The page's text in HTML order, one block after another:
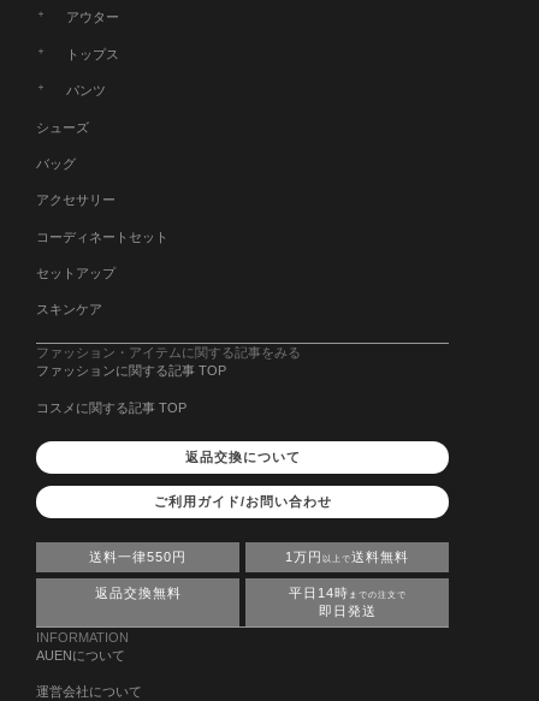
アウター
トップス
パンツ
シューズ
バッグ
アクセサリー
コーディネートセット
セットアップ
スキンケア
ファッション・アイテムに関する記事をみる
ファッションに関する記事 TOP
コスメに関する記事 TOP
返品交換について
ご利用ガイド/お問い合わせ
送料一律550円 1万円 以上で送料無料
返品交換無料 平日14時 までの注文で
即日発送
INFORMATION
AUENについて
運営会社について